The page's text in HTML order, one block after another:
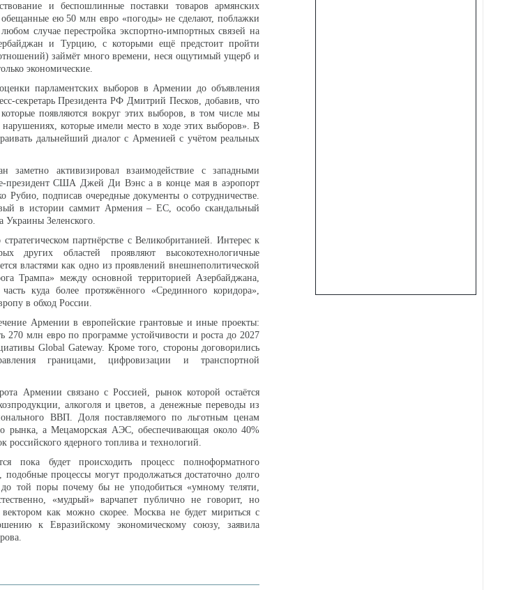
и беспошлинные поставки товаров армянских
ею 50 млн евро «погоды» не сделают, поблажки
случае перестройка экспортно-импортных связей на
и Турцию, с которыми ещё предстоит пройти
займёт много времени, неся ощутимый ущерб и
экономические.
парламентских выборов в Армении до объявления
секретарь Президента РФ Дмитрий Песков, добавив, что
появляются вокруг этих выборов, в том числе мы
которые имели место в ходе этих выборов». В
дальнейший диалог с Арменией с учётом реальных
заметно активизировал взаимодействие с западными
президент США Джей Ди Вэнс а в конце мая в аэропорт
Рубио, подписав очередные документы о сотрудничестве.
в истории саммит Армения – ЕС, особо скандальный
Украины Зеленского.
партнёрстве с Великобританией. Интерес к
других областей проявляют высокотехнологичные
властями как одно из проявлений внешнеполитической
Трампа» между основной территорией Азербайджана,
куда более протяжённого «Срединного коридора»,
в обход России.
Армении в европейские грантовые и иные проекты:
270 млн евро по программе устойчивости и роста до 2027
Global Gateway. Кроме того, стороны договорились
границами, цифровизации и транспортной
Армении связано с Россией, рынок которой остаётся
алкоголя и цветов, а денежные переводы из
ВВП. Доля поставляемого по льготным ценам
рынка, а Мецаморская АЭС, обеспечивающая около 40%
российского ядерного топлива и технологий.
пока будет происходить процесс полноформатного
процессы могут продолжаться достаточно долго
той поры почему бы не уподобиться «умному теляти,
«мудрый» варчапет публично не говорит, но
вектором как можно скорее. Москва не будет мириться с
к Евразийскому экономическому союзу, заявила